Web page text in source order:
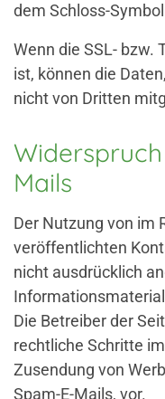
dem Schloss-
Wenn die SSL- bzw.
ist, können die
nicht von Dritten
Mails
Der Nutzung von im
veröffentlichten
nicht ausdrücklich
Die Betreiber der
rechtliche Schritte
Zusendung von
Spam-E-Mails, vor.